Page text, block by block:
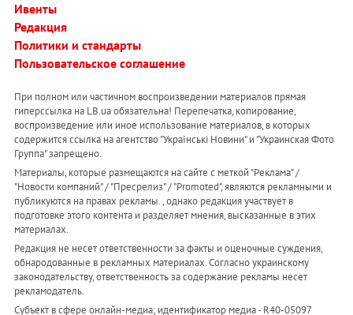
Ивенты
Редакция
Политики и стандарты
Пользовательское соглашение
При полном или частичном воспроизведении материалов прямая
гиперссылка на LB.ua обязательна! Перепечатка, копирование,
воспроизведение или иное использование материалов, в которых
содержится ссылка на агентство "Українськi Новини" и "Украинская Фото
Группа" запрещено.
Материалы, которые размещаются на сайте с меткой "Реклама" /
"Новости компаний" / "Пресрелиз" / "Promoted", являются рекламными и
публикуются на правах рекламы. , однако редакция участвует в
подготовке этого контента и разделяет мнения, высказанные в этих
материалах.
Редакция не несет ответственности за факты и оценочные суждения,
обнародованные в рекламных материалах. Согласно украинскому
законодательству, ответственность за содержание рекламы несет
рекламодатель.
Субъект в сфере онлайн-медиа; идентификатор медиа - R40-05097